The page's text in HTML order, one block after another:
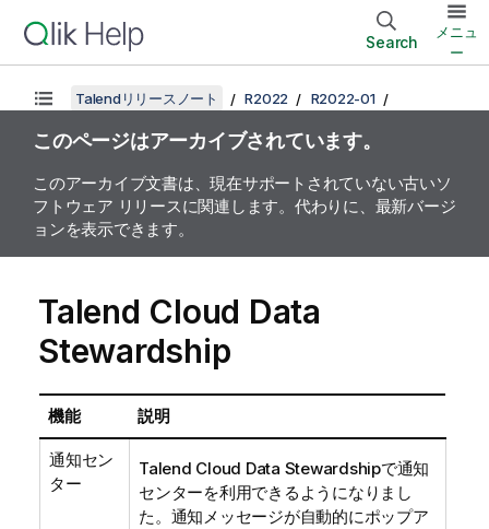
Search
メニュ
ー
Talendリリースノート R2022 R2022-01
このページはアーカイブされています。
このアーカイブ文書は、現在サポートされていない古いソ
フトウェア リリースに関連します。代わりに、最新バージ
ョンを表示できます。
Talend Cloud Data
Stewardship
機能 説明
通知セン
ター
Talend Cloud Data Stewardshipで通知
センターを利用できるようになりまし
た。通知メッセージが自動的にポップア